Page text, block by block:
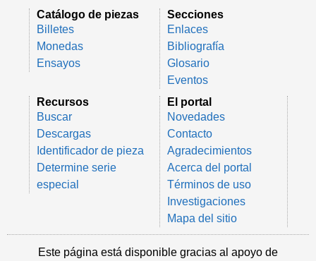
Catálogo de piezas
Billetes
Monedas
Ensayos
Secciones
Enlaces
Bibliografía
Glosario
Eventos
Recursos
Buscar
Descargas
Identificador de pieza
Determine serie
especial
El portal
Novedades
Contacto
Agradecimientos
Acerca del portal
Términos de uso
Investigaciones
Mapa del sitio
Este página está disponible gracias al apoyo de